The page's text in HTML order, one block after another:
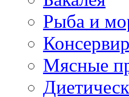
Рыба и
Мясные